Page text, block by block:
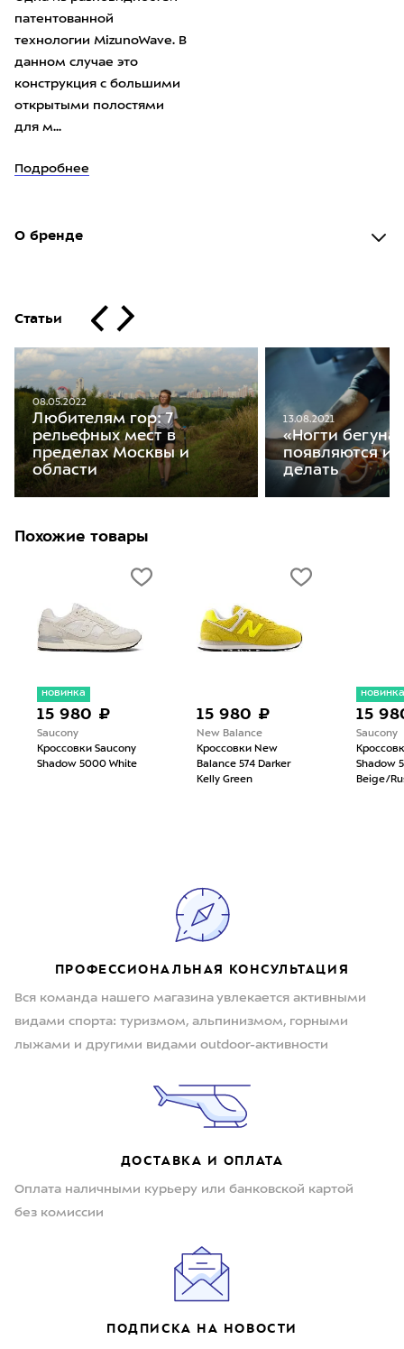
патентованной
технологии MizunoWave. В
данном случае это
конструкция с большими
открытыми полостями
для м...
Подробнее
О бренде
Статьи
08.05.2022
Любителям гор: 7
рельефных мест в
пределах Москвы и
области
13.08.2021
«Ногти
появляются и
делать
Похожие товары
новинка
15 980 ₽
Saucony
Кроссовки Saucony
Shadow 5000 White
15 980 ₽
New Balance
Кроссовки New
Balance 574 Darker
Kelly Green
новинка
15
Saucony
Shadow
Beige/
ПРОФЕССИОНАЛЬНАЯ КОНСУЛЬТАЦИЯ
Вся команда нашего магазина увлекается активными
видами спорта: туризмом, альпинизмом, горными
лыжами и другими видами outdoor-активности
ДОСТАВКА И ОПЛАТА
Оплата наличными курьеру или банковской картой
без комиссии
ПОДПИСКА НА НОВОСТИ